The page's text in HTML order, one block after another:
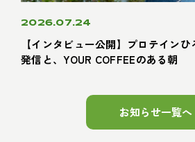
2026.07.24
【インタビュー公開】プロテイン
発信と、YOUR COFFEEのある朝
お知らせ一覧へ